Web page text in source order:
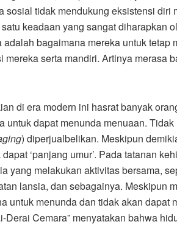
sosial tidak mendukung eksistensi
keadaan yang sangat diharapkan
bagaimana mereka untuk
mereka serta mandiri. Artinya merasa
di era modern ini hasrat banyak
untuk dapat menunda menuaan.
) diperjualbelikan. Meskipun
‘panjang umur’. Pada tatanan
yang melakukan aktivitas bersama,
lansia, dan sebagainya. Meskipun
untuk menunda dan tidak akan
Derai Cemara” menyatakan bahwa